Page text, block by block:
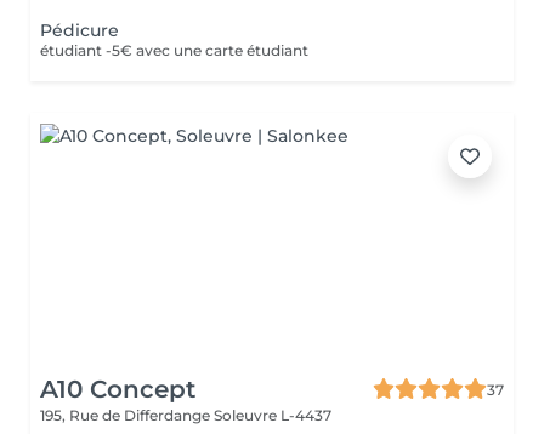
Pédicure
étudiant -5€ avec une carte étudiant
A10 Concept
37
195, Rue de Differdange Soleuvre L-4437